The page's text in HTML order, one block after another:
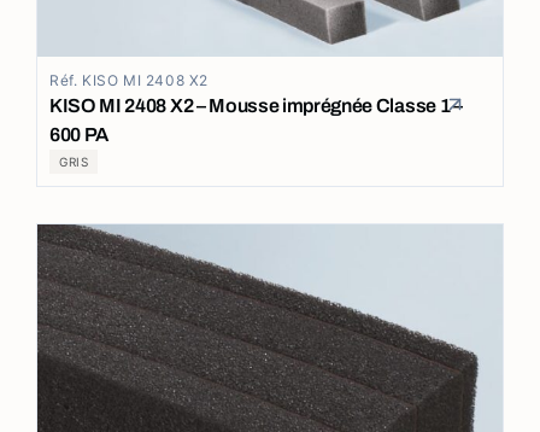
Réf. KISO MI 2408 X2
KISO MI 2408 X2 – Mousse imprégnée Classe 1 –
600 PA
GRIS